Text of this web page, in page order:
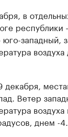
в
западный,
воздуха
декабря,
Ветер
воздуха
днем -